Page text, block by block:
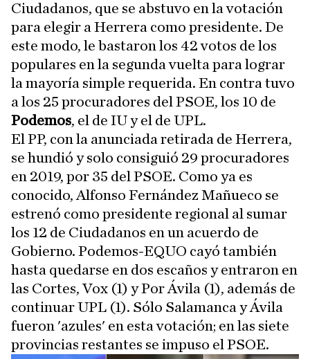
Ciudadanos, que se abstuvo en la votación
para elegir a Herrera como presidente. De
este modo, le bastaron los 42 votos de los
populares en la segunda vuelta para lograr
la mayoría simple requerida. En contra tuvo
a los 25 procuradores del PSOE, los 10 de
Podemos, el de IU y el de UPL.
El PP, con la anunciada retirada de Herrera,
se hundió y solo consiguió 29 procuradores
en 2019, por 35 del PSOE. Como ya es
conocido, Alfonso Fernández Mañueco se
estrenó como presidente regional al sumar
los 12 de Ciudadanos en un acuerdo de
Gobierno. Podemos-EQUO cayó también
hasta quedarse en dos escaños y entraron en
las Cortes, Vox (1) y Por Ávila (1), además de
continuar UPL (1). Sólo Salamanca y Ávila
fueron 'azules' en esta votación; en las siete
provincias restantes se impuso el PSOE.